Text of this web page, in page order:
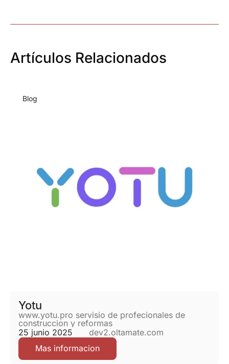
Artículos Relacionados
Blog
Yotu
www.yotu.pro servisio de profecionales de
construccion y reformas
25 junio 2025
dev2.oltamate.com
Mas informacion